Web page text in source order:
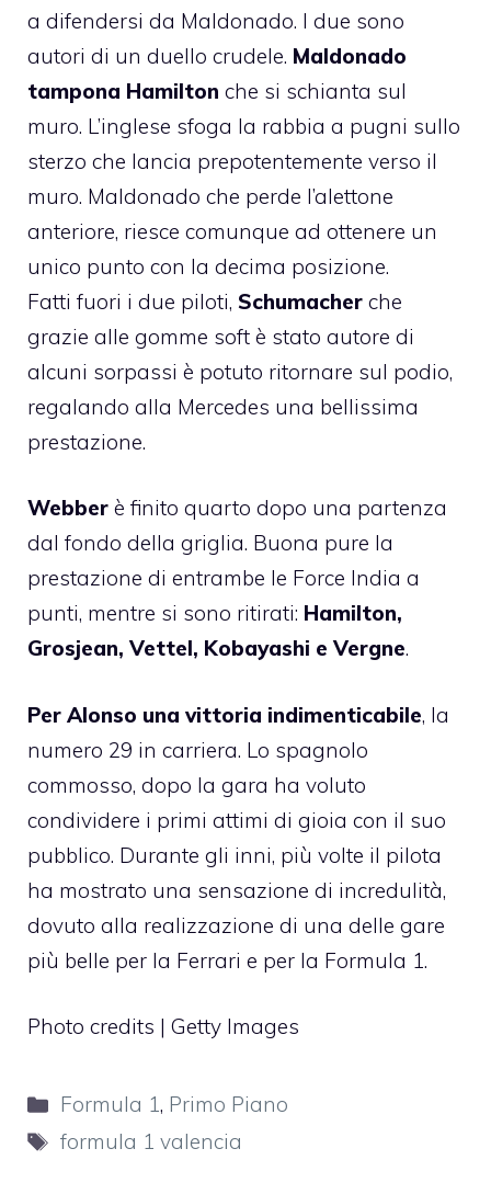
a difendersi da Maldonado. I due sono
autori di un duello crudele. Maldonado
tampona Hamilton che si schianta sul
muro. L’inglese sfoga la rabbia a pugni sullo
sterzo che lancia prepotentemente verso il
muro. Maldonado che perde l’alettone
anteriore, riesce comunque ad ottenere un
unico punto con la decima posizione.
Fatti fuori i due piloti, Schumacher che
grazie alle gomme soft è stato autore di
alcuni sorpassi è potuto ritornare sul podio,
regalando alla Mercedes una bellissima
prestazione.
Webber è finito quarto dopo una partenza
dal fondo della griglia. Buona pure la
prestazione di entrambe le Force India a
punti, mentre si sono ritirati: Hamilton,
Grosjean, Vettel, Kobayashi e Vergne.
Per Alonso una vittoria indimenticabile, la
numero 29 in carriera. Lo spagnolo
commosso, dopo la gara ha voluto
condividere i primi attimi di gioia con il suo
pubblico. Durante gli inni, più volte il pilota
ha mostrato una sensazione di incredulità,
dovuto alla realizzazione di una delle gare
più belle per la Ferrari e per la Formula 1.
Photo credits | Getty Images
Categorie
Formula 1, Primo Piano
Tag
formula 1 valencia